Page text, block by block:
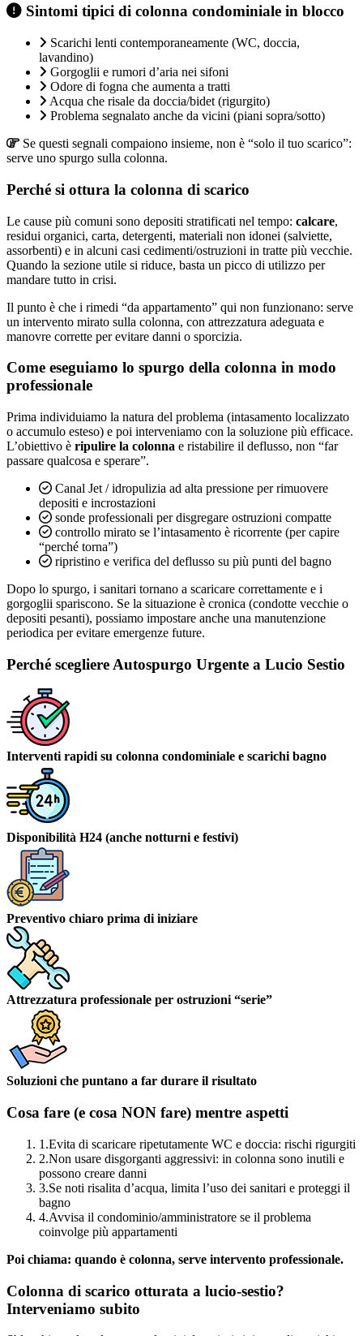
Sintomi tipici di colonna condominiale in blocco
Scarichi lenti contemporaneamente (WC, doccia,
lavandino)
Gorgoglii e rumori d’aria nei sifoni
Odore di fogna che aumenta a tratti
Acqua che risale da doccia/bidet (rigurgito)
Problema segnalato anche da vicini (piani sopra/sotto)
Se questi segnali compaiono insieme, non è “solo il tuo scarico”:
serve uno spurgo sulla colonna.
Perché si ottura la colonna di scarico
Le cause più comuni sono depositi stratificati nel tempo: calcare,
residui organici, carta, detergenti, materiali non idonei (salviette,
assorbenti) e in alcuni casi cedimenti/ostruzioni in tratte più vecchie.
Quando la sezione utile si riduce, basta un picco di utilizzo per
mandare tutto in crisi.
Il punto è che i rimedi “da appartamento” qui non funzionano: serve
un intervento mirato sulla colonna, con attrezzatura adeguata e
manovre corrette per evitare danni o sporcizia.
Come eseguiamo lo spurgo della colonna in modo
professionale
Prima individuiamo la natura del problema (intasamento localizzato
o accumulo esteso) e poi interveniamo con la soluzione più efficace.
L’obiettivo è ripulire la colonna e ristabilire il deflusso, non “far
passare qualcosa e sperare”.
Canal Jet / idropulizia ad alta pressione per rimuovere
depositi e incrostazioni
sonde professionali per disgregare ostruzioni compatte
controllo mirato se l’intasamento è ricorrente (per capire
“perché torna”)
ripristino e verifica del deflusso su più punti del bagno
Dopo lo spurgo, i sanitari tornano a scaricare correttamente e i
gorgoglii spariscono. Se la situazione è cronica (condotte vecchie o
depositi pesanti), possiamo impostare anche una manutenzione
periodica per evitare emergenze future.
Perché scegliere Autospurgo Urgente a Lucio Sestio
Interventi rapidi su colonna condominiale e scarichi bagno
Disponibilità H24 (anche notturni e festivi)
Preventivo chiaro prima di iniziare
Attrezzatura professionale per ostruzioni “serie”
Soluzioni che puntano a far durare il risultato
Cosa fare (e cosa NON fare) mentre aspetti
1.Evita di scaricare ripetutamente WC e doccia: rischi rigurgiti
2.Non usare disgorganti aggressivi: in colonna sono inutili e
possono creare danni
3.Se noti risalita d’acqua, limita l’uso dei sanitari e proteggi il
bagno
4.Avvisa il condominio/amministratore se il problema
coinvolge più appartamenti
Poi chiama: quando è colonna, serve intervento professionale.
Colonna di scarico otturata a lucio-sestio?
Interveniamo subito